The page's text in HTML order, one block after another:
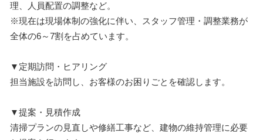
理、人員配置の調整など。
※現在は現場体制の強化に伴い、スタッフ管理・調整業務が
全体の6～7割を占めています。
▼定期訪問・ヒアリング
担当施設を訪問し、お客様のお困りごとを確認します。
▼提案・見積作成
清掃プランの見直しや修繕工事など、建物の維持管理に必要